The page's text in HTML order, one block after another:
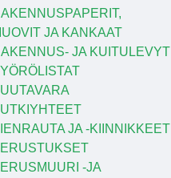
JA KANKAAT
JA KUITULEVYT
JA -KIINNIKKEET
-JA